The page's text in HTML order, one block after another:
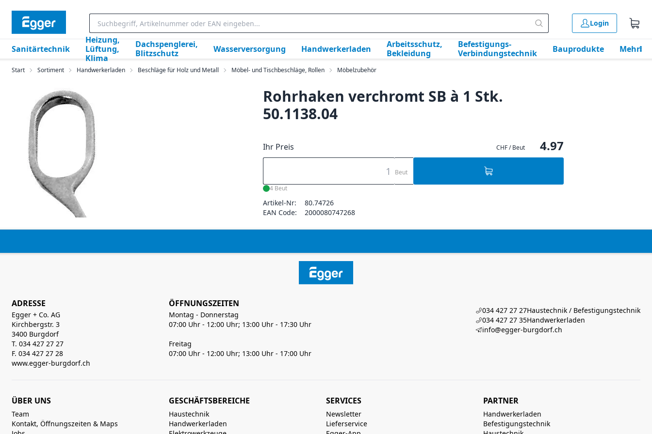
Login
Sanitärtechnik
Heizung,
Lüftung,
Klima
Dachspenglerei,
Blitzschutz
Wasserversorgung Handwerkerladen
Arbeitsschutz,
Bekleidung
Befestigungs-
Verbindungstechnik
Bauprodukte Mehr
Start Sortiment Handwerkerladen Beschläge für Holz und Metall Möbel- und Tischbeschläge, Rollen Möbelzubehör
Rohrhaken verchromt SB à 1 Stk.
50.1138.04
Ihr Preis CHF / Beut 4.97
Beut
4 Beut
Artikel-Nr:
80.74726
EAN Code:
2000080747268
ADRESSE
Egger + Co. AG
Kirchbergstr. 3
3400 Burgdorf
T. 034 427 27 27
F. 034 427 27 28
www.egger-burgdorf.ch
ÖFFNUNGSZEITEN
Montag - Donnerstag
07:00 Uhr - 12:00 Uhr; 13:00 Uhr - 17:30 Uhr
Freitag
07:00 Uhr - 12:00 Uhr; 13:00 Uhr - 17:00 Uhr
034 427 27 27Haustechnik / Befestigungstechnik
034 427 27 35Handwerkerladen
info@egger-burgdorf.ch
ÜBER UNS
Team
Kontakt, Öffnungszeiten & Maps
GESCHÄFTSBEREICHE
Haustechnik
Handwerkerladen
SERVICES
Newsletter
Lieferservice
PARTNER
Handwerkerladen
Befestigungstechnik